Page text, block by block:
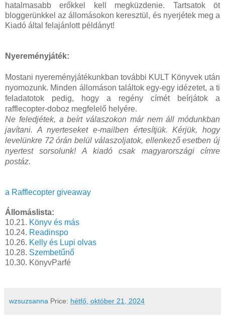
hatalmasabb erőkkel kell megküzdenie. Tartsatok öt
bloggerünkkel az állomásokon keresztül, és nyerjétek meg a
Kiadó által felajánlott példányt!
Nyereményjáték:
Mostani nyereményjátékunkban további KULT Könyvek után
nyomozunk. Minden állomáson találtok egy-egy idézetet, a ti
feladatotok pedig, hogy a regény címét beírjátok a
rafflecopter-doboz megfelelő helyére.
Ne feledjétek, a beírt válaszokon már nem áll módunkban
javítani. A nyerteseket e-mailben értesítjük. Kérjük, hogy
levelünkre 72 órán belül válaszoljatok, ellenkező esetben új
nyertest sorsolunk! A kiadó csak magyarországi címre
postáz.
a Rafflecopter giveaway
Állomáslista:
10.21. Könyv és más
10.24. Readinspo
10.26. Kelly és Lupi olvas
10.28. Szembetűnő
10.30. KönyvParfé
wzsuzsanna Price: hétfő, október 21, 2024